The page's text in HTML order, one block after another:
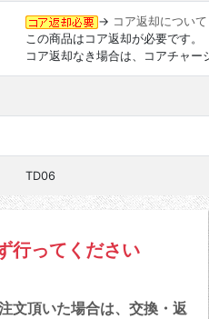
→ コア返却について
この商品はコア返却が必要です。
コア返却なき場合は、コアチャー
TD06
行ってください
文頂いた場合は、交換・返